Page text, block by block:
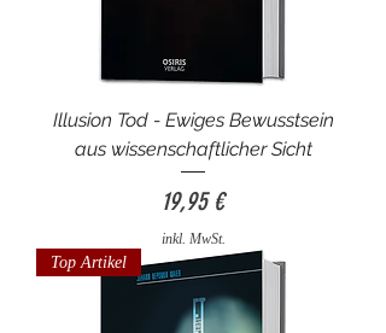
Illusion Tod - Ewiges Bewusstsein
aus wissenschaftlicher Sicht
Preis
19,95 €
inkl. MwSt.
Top Artikel